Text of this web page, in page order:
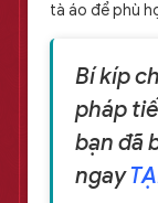
tà áo để phù
Bí kíp
pháp
bạn đã
ngay